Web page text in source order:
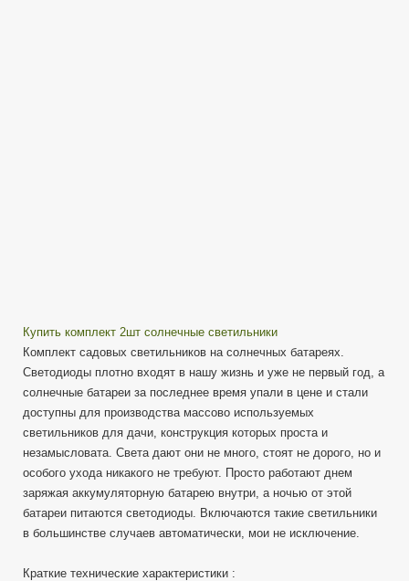
Купить комплект 2шт солнечные светильники
Комплект садовых светильников на солнечных батареях.
Светодиоды плотно входят в нашу жизнь и уже не первый год, а
солнечные батареи за последнее время упали в цене и стали
доступны для производства массово используемых
светильников для дачи, конструкция которых проста и
незамысловата. Света дают они не много, стоят не дорого, но и
особого ухода никакого не требуют. Просто работают днем
заряжая аккумуляторную батарею внутри, а ночью от этой
батареи питаются светодиоды. Включаются такие светильники
в большинстве случаев автоматически, мои не исключение.
Краткие технические характеристики :